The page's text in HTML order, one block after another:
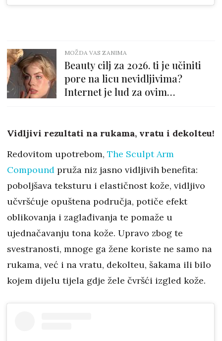
MOŽDA VAS ZANIMA
Beauty cilj za 2026. ti je učiniti
pore na licu nevidljivima?
Internet je lud za ovim
Vidljivi rezultati na rukama, vratu i dekolteu!
Redovitom upotrebom, The Sculpt Arm
Compound pruža niz jasno vidljivih benefita:
poboljšava teksturu i elastičnost kože, vidljivo
učvršćuje opuštena područja, potiče efekt
oblikovanja i zaglađivanja te pomaže u
ujednačavanju tona kože. Upravo zbog te
svestranosti, mnoge ga žene koriste ne samo na
rukama, već i na vratu, dekolteu, šakama ili bilo
kojem dijelu tijela gdje žele čvršći izgled kože.